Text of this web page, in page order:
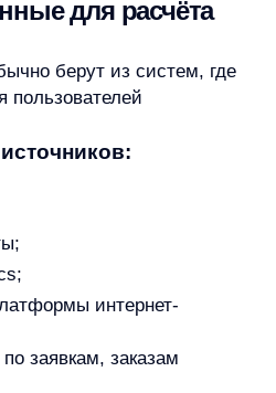
подход: собрать
и двигаться к решению без
Формулой-1,
и квизами.
вашего
персональных данных
AI от Any